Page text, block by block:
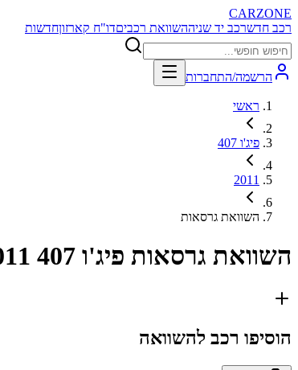
CARZONE
רכב חדשרכב יד שניההשוואת רכביםדו"ח קארזוןחדשות
הרשמה/התחברות
ראשי
פיג'ו 407
2011
השוואת גרסאות
השוואת גרסאות פיג'ו 407 2011
הוסיפו רכב להשוואה